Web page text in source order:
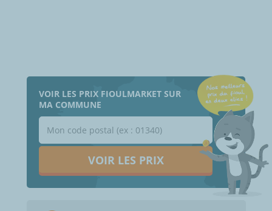
VOIR LES PRIX FIOULMARKET SUR
MA COMMUNE
VOIR LES PRIX